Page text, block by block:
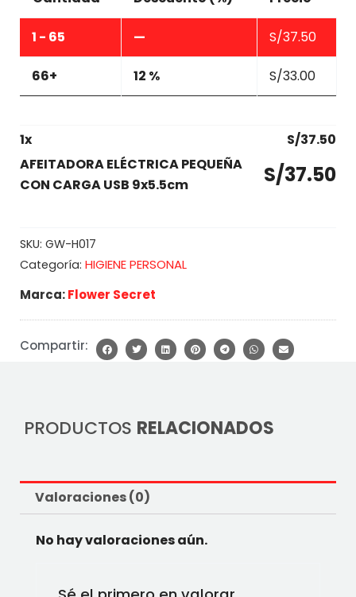
CARGA
9x5.5cm
cantidad
1 - 65 — S/37.50
66+ 12 % S/33.00
1x S/37.50
AFEITADORA ELÉCTRICA PEQUEÑA
CON CARGA USB 9x5.5cm
S/37.50
SKU: GW-H017
Categoría: HIGIENE PERSONAL
Marca:Flower Secret
Compartir:
PRODUCTOS RELACIONADOS
Valoraciones (0)
No hay valoraciones aún.